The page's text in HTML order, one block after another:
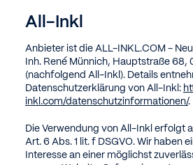
All-Inkl
Anbieter ist die ALL-INKL.COM -
Inh. René Münnich, Hauptstraße 68,
(nachfolgend All-Inkl). Details
Datenschutzerklärung von All-Inkl:
inkl.com/datenschutzinformationen/.
Die Verwendung von All-Inkl erfolgt
Art. 6 Abs. 1 lit. f DSGVO. Wir haben
Interesse an einer möglichst